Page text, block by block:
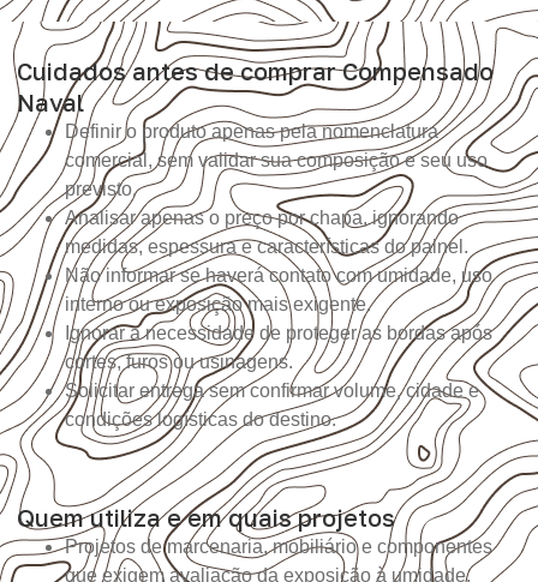
Cuidados antes de comprar Compensado
Naval
Definir o produto apenas pela nomenclatura
comercial, sem validar sua composição e seu uso
previsto.
Analisar apenas o preço por chapa, ignorando
medidas, espessura e características do painel.
Não informar se haverá contato com umidade, uso
interno ou exposição mais exigente.
Ignorar a necessidade de proteger as bordas após
cortes, furos ou usinagens.
Solicitar entrega sem confirmar volume, cidade e
condições logísticas do destino.
Quem utiliza e em quais projetos
Projetos de marcenaria, mobiliário e componentes
que exigem avaliação da exposição à umidade.